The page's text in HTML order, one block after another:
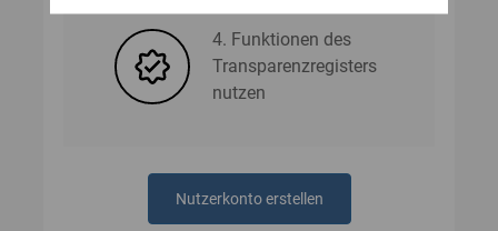
4. Funktionen des
Transparenzregisters
nutzen
Nutzerkonto erstellen